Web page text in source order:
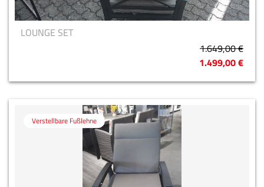
LOUNGE SET
1.649,00 €
1.499,00 €
Verstellbare Fußlehne